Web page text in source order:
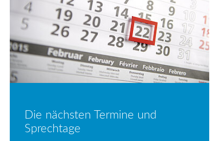
Die nächsten Termine und
Sprechtage